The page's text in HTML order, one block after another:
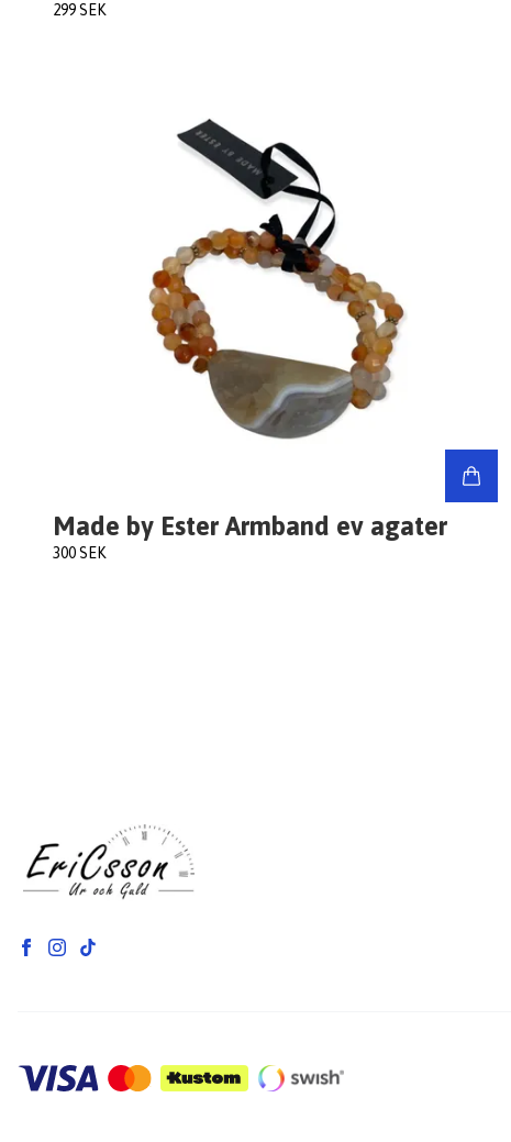
299 SEK
Made by Ester Armband ev agater
300 SEK